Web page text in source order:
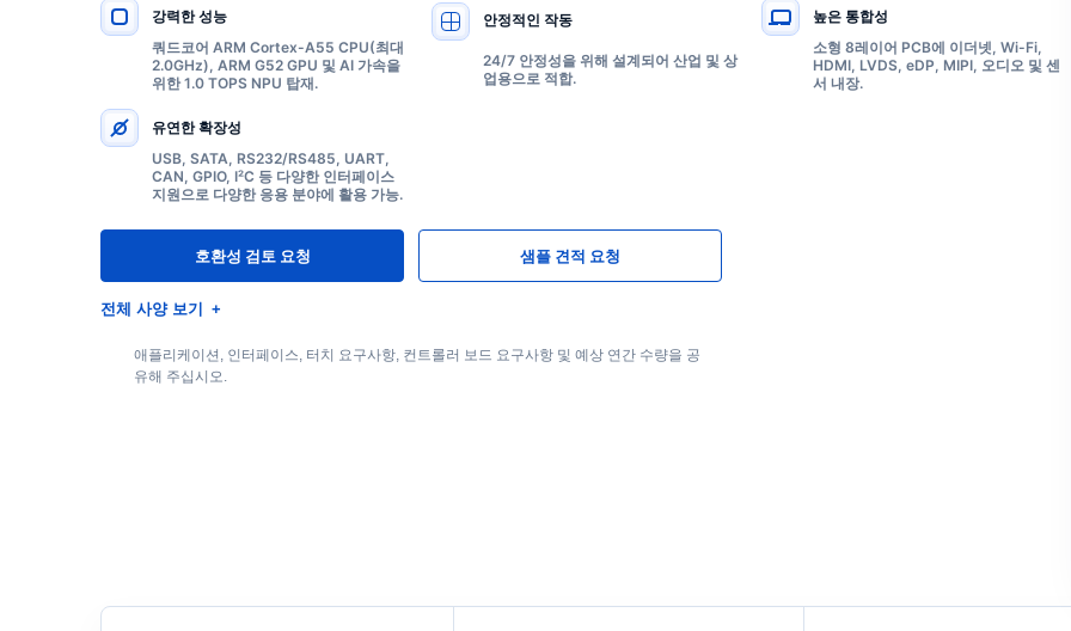
주요 사양
강력한 성능
쿼드코어 ARM Cortex-A55 CPU(최대
2.0GHz), ARM G52 GPU 및 AI 가속을
위한 1.0 TOPS NPU 탑재.
안정적인 작동
24/7 안정성을 위해 설계되어 산업 및 상
업용으로 적합.
높은 통합성
소형 8레이어 PCB에 이더넷, Wi-Fi,
HDMI, LVDS, eDP, MIPI, 오디오 및 센
서 내장.
유연한 확장성
USB, SATA, RS232/RS485, UART,
CAN, GPIO, I²C 등 다양한 인터페이스
지원으로 다양한 응용 분야에 활용 가능.
호환성 검토 요청 샘플 견적 요청
전체 사양 보기
애플리케이션, 인터페이스, 터치 요구사항, 컨트롤러 보드 요구사항 및 예상 연간 수량을 공
유해 주십시오.